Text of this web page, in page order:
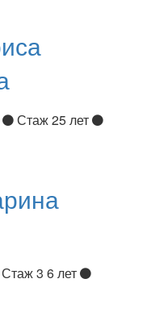
Стаж 25 лет
Стаж 3 6 лет